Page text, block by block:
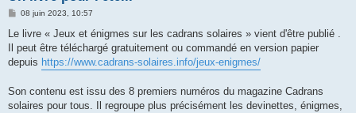
M
s
a
g
e
08 juin 2023, 10:57
Le livre « Jeux et énigmes sur les cadrans solaires » vient d'être publié .
Il peut être téléchargé gratuitement ou commandé en version papier
depuis https://www.cadrans-solaires.info/jeux-enigmes/
Son contenu est issu des 8 premiers numéros du magazine Cadrans
solaires pour tous. Il regroupe plus précisément les devinettes, énigmes,